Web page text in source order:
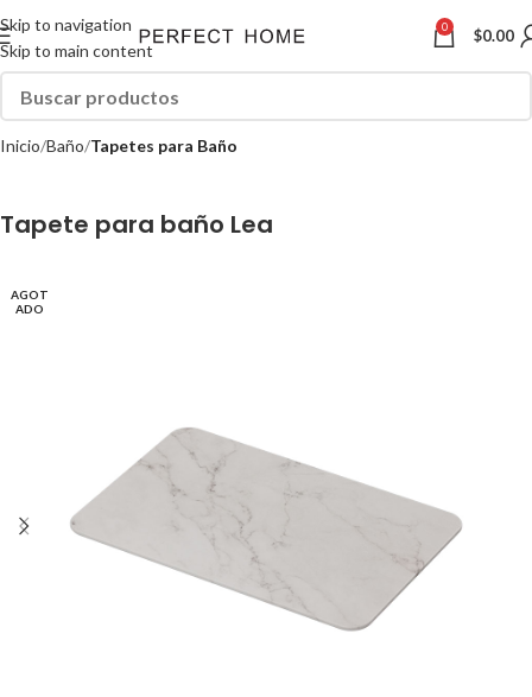
Skip to navigation
Skip to main content
0 $0.00
Inicio Baño Tapetes para Baño
Tapete para baño Lea
AGOT
ADO